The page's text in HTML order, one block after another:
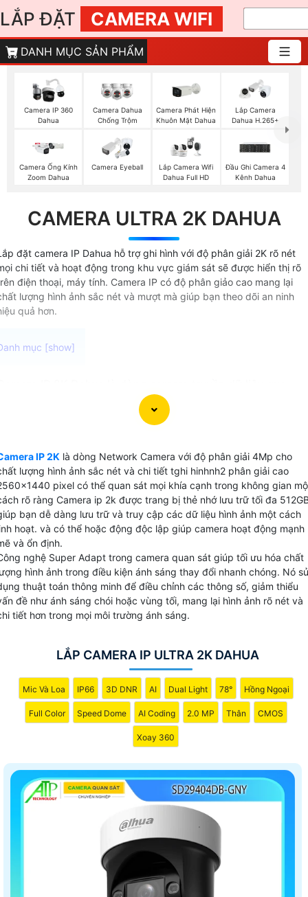
LẮP ĐẶT CAMERA WIFI
DANH MỤC SẢN PHẨM
Camera IP 360
Dahua
Camera Dahua
Chống Trộm
Camera Phát Hiện
Khuôn Mặt Dahua
Lắp Camera
Dahua H.265+
Camera Ống Kính
Zoom Dahua
Camera Eyeball
Lắp Camera Wifi
Dahua Full HD
Đầu Ghi Camera 4
Kênh Dahua
CAMERA ULTRA 2K DAHUA
đặt camera IP Dahua hỗ trợ ghi hình với độ phân giải 2K rõ nét
chi tiết và hoạt động trong khu vực giám sát sẽ được hiển thị rõ
điện thoại, máy tính. Camera IP có độ phân giảo cao mang lại
lượng hình ảnh sắc nét và mượt mà giúp bạn theo dõi an ninh
quả hơn.
với độ phân giải 2K Dahua mang lại hình ảnh chất
cao , đặc biệt là có thể hiển thị màu ban đêm. một số
trội như giám sát ban đêm dual light và phát hiện
động báo động chống trộm. Nét ấn tượng này
gia tăng khả năng giám sát và bảo vệ cho ngôi nhà
doanh nghiệp của bạn trong mọi tình huống, ngay cả
có ánh sáng yếu hoặc trong điều kiện ánh sáng không
tại. Hãy lựa chọn camera IP 2K Dahua phù hợp để tăng
an ninh và sự bảo vệ cho không gian của bạn.
IP 2K là dòng Network Camera với độ phân giải 4Mp cho
lượng hình ảnh sắc nét và chi tiết tghi hinhnh2 phân giải cao
pixel có thể quan sát mọi khía cạnh trong không gian
rõ ràng Camera ip 2k được trang bị thẻ nhớ lưu trữ tối đa
bạn dễ dàng lưu trữ và truy cập các dữ liệu hình ảnh một cách
hoạt. và có thể hoặc động độc lập giúp camera hoạt động mạnh
và ổn định.
nghệ Super Adapt trong camera quan sát giúp tối ưu hóa chất
hình ảnh trong điều kiện ánh sáng thay đổi nhanh chóng. Nó
thuật toán thông minh để điều chỉnh các thông số, giảm thiểu
đề như ánh sáng chói hoặc vùng tối, mang lại hình ảnh rõ nét và
tiết hơn trong mọi môi trường ánh sáng.
LẮP CAMERA IP ULTRA 2K DAHUA
Mic Và Loa IP66 3D DNR AI Dual Light 78° Hồng Ngoại
Full Color Speed Dome AI Coding 2.0 MP Thân CMOS
Xoay 360